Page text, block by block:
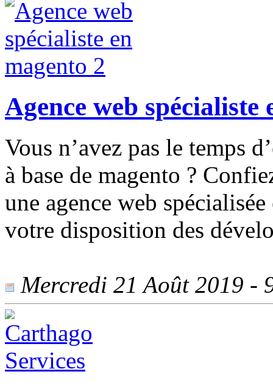
Agence web spécialiste
Vous n’avez pas le temps
à base de magento ?
une agence web
votre disposition des
Mercredi 21 Août 2019 -